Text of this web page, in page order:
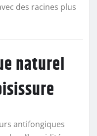
des racines plus
naturel
antifongiques